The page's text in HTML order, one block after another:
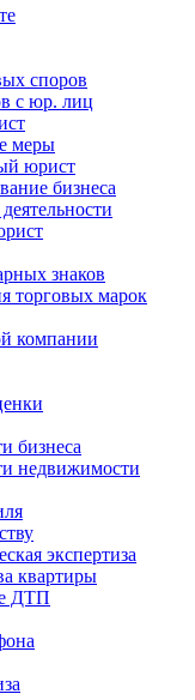
споров
с юр. лиц
меры
юрист
бизнеса
знаков
торговых марок
компании
бизнеса
недвижимости
экспертиза
квартиры
ДТП